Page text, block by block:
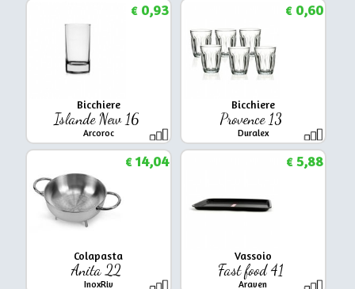
Bicchiere
Islande New 16
Arcoroc
€0,93
Bicchiere
Provence 13
Duralex
€0,60
Colapasta
Anita 22
InoxRiv
€14,04
Vassoio
Fast food 41
Araven
€5,88